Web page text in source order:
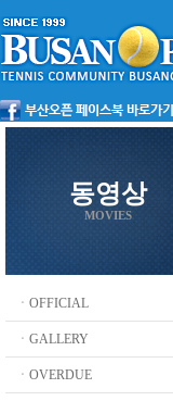
동영상
MOVIES
ㆍOFFICIAL
ㆍGALLERY
ㆍOVERDUE